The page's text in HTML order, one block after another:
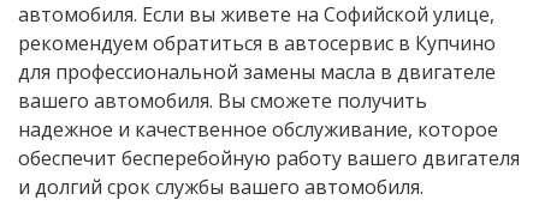
автомобиля. Если вы живете на Софийской улице,
рекомендуем обратиться в автосервис в Купчино
для профессиональной замены масла в двигателе
вашего автомобиля. Вы сможете получить
надежное и качественное обслуживание, которое
обеспечит бесперебойную работу вашего двигателя
и долгий срок службы вашего автомобиля.